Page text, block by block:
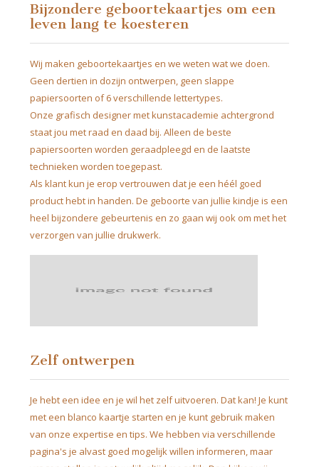
Bijzondere geboortekaartjes om een
leven lang te koesteren
Wij maken geboortekaartjes en we weten wat we doen.
Geen dertien in dozijn ontwerpen, geen slappe
papiersoorten of 6 verschillende lettertypes.
Onze grafisch designer met kunstacademie achtergrond
staat jou met raad en daad bij. Alleen de beste
papiersoorten worden geraadpleegd en de laatste
technieken worden toegepast.
Als klant kun je erop vertrouwen dat je een héél goed
product hebt in handen. De geboorte van jullie kindje is een
heel bijzondere gebeurtenis en zo gaan wij ook om met het
verzorgen van jullie drukwerk.
Zelf ontwerpen
Je hebt een idee en je wil het zelf uitvoeren. Dat kan! Je kunt
met een blanco kaartje starten en je kunt gebruik maken
van onze expertise en tips. We hebben via verschillende
pagina's je alvast goed mogelijk willen informeren, maar